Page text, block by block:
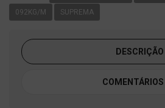
092KG/M SUPREMA
DESCRIÇÃO